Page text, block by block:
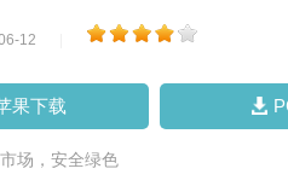
12
果下载
场，安全绿色